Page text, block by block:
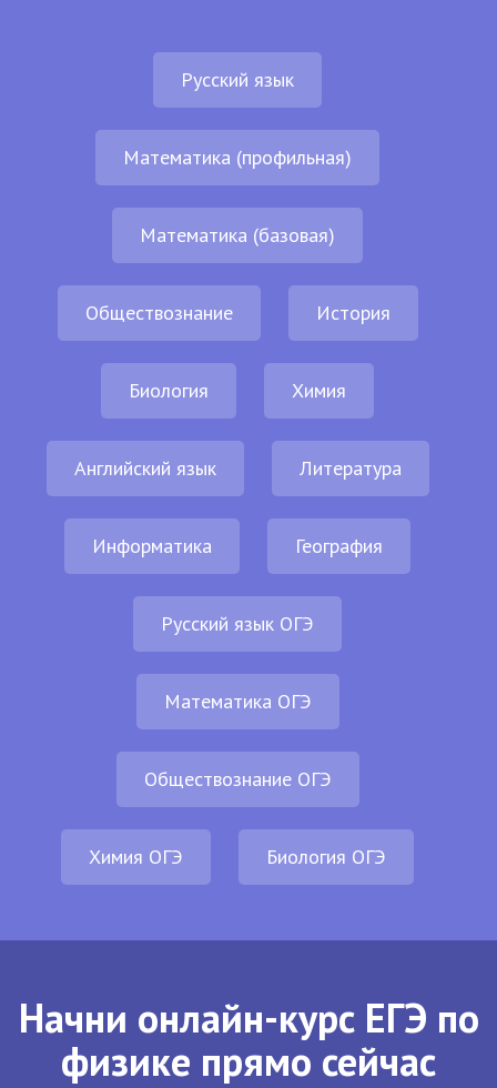
Русский язык
Математика (профильная)
Математика (базовая)
Обществознание История
Биология Химия
Английский язык Литература
Информатика География
Русский язык ОГЭ
Математика ОГЭ
Обществознание ОГЭ
Химия ОГЭ Биология ОГЭ
Начни онлайн-курс ЕГЭ по
физике прямо сейчас